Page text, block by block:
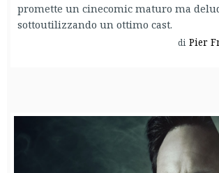
promette un cinecomic maturo ma
sottoutilizzando un ottimo cast.
di Pier